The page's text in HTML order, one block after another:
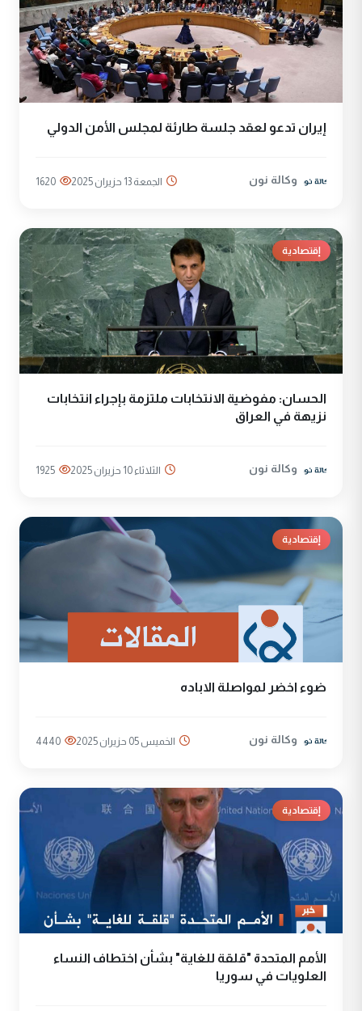
إيران تدعو لعقد جلسة طارئة لمجلس الأمن الدولي
وكالة نون الجمعة 13 حزيران 2025 1620
إقتصادية
الحسان: مفوضية الانتخابات ملتزمة بإجراء انتخابات
نزيهة في العراق
وكالة نون الثلاثاء 10 حزيران 2025 1925
إقتصادية
ضوء اخضر لمواصلة الاباده
وكالة نون الخميس 05 حزيران 2025 4440
إقتصادية
الأمم المتحدة "قلقة للغاية" بشأن اختطاف النساء
العلويات في سوريا